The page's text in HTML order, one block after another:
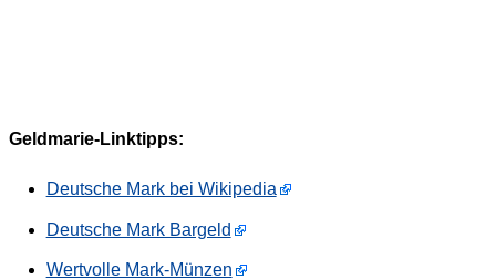
Geldmarie-Linktipps:
Deutsche Mark bei Wikipedia
Deutsche Mark Bargeld
Wertvolle Mark-Münzen